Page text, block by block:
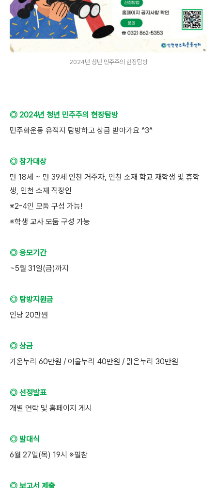
2024년 청년 민주주의 현장탐방
◎ 2024년 청년 민주주의 현장탐방
민주화운동 유적지 탐방하고 상금 받아가요 ^3^
◎ 참가대상
만 18세 ~ 만 39세 인천 거주자, 인천 소재 학교 재학생 및 휴학
생, 인천 소재 직장인
※2-4인 모둠 구성 가능!
※학생 교사 모둠 구성 가능
◎ 응모기간
~5월 31일(금)까지
◎ 탐방지원금
인당 20만원
◎ 상금
가온누리 60만원 / 어울누리 40만원 / 맑은누리 30만원
◎ 선정발표
개별 연락 및 홈페이지 게시
◎ 발대식
6월 27일(목) 19시 ※필참
◎ 보고서 제출